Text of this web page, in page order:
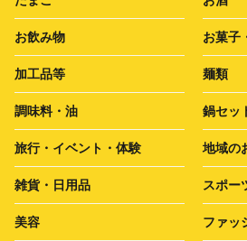
お飲み物 お菓子
加工品等 麺類
調味料・油 鍋セッ
旅行・イベント・体験 地域の
雑貨・日用品 スポー
美容 ファッ